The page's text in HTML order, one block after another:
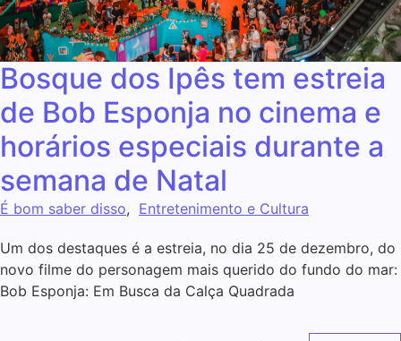
Bosque dos Ipês tem estreia
de Bob Esponja no cinema e
horários especiais durante a
semana de Natal
É bom saber disso, Entretenimento e Cultura
Um dos destaques é a estreia, no dia 25 de dezembro, do
novo filme do personagem mais querido do fundo do mar:
Bob Esponja: Em Busca da Calça Quadrada